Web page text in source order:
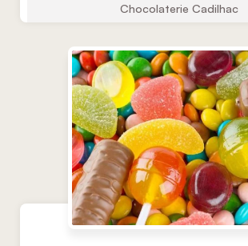
Chocolaterie Cadilhac